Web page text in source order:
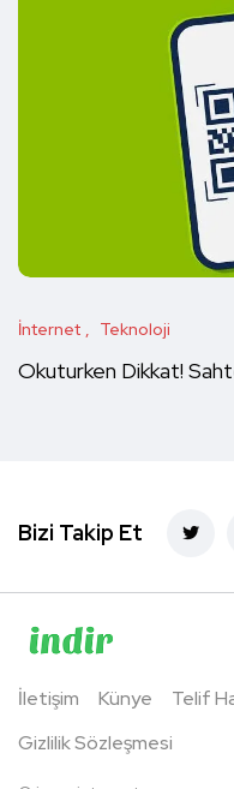
İnternet Teknoloji
Okuturken Dikkat!
Bizi Takip Et
İletişim Künye Telif
Gizlilik Sözleşmesi